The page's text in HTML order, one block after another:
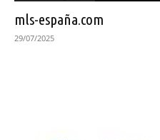
mls-españa.com
29/07/2025